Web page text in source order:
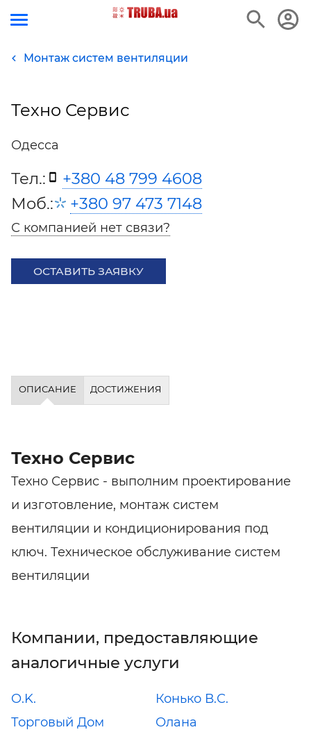
Монтаж систем вентиляции
Техно Сервис
Одесса
Тел.:
+380 48 799 4608
Моб.:
+380 97 473 7148
С компанией нет связи?
ОСТАВИТЬ ЗАЯВКУ
ОПИСАНИЕ ДОСТИЖЕНИЯ
Техно Сервис
Техно Сервис - выполним проектирование
и изготовление, монтаж систем
вентиляции и кондиционирования под
ключ. Техническое обслуживание систем
вентиляции
Компании, предоставляющие
аналогичные услуги
O.K.
Конько В.С.
Торговый Дом
Олана